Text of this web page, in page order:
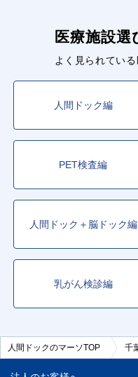
医療施設
よく見られてい
人間ドック編
PET検査編
人間ドック＋脳ドック編
乳がん検診編
人間ドックのマーソTOP 千